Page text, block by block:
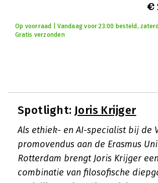
€
Op voorraad | Vandaag voor 23:00 besteld,
Gratis verzonden
Spotlight: Joris Krijger
Als ethiek- en AI-specialist bij de
promovendus aan de Erasmus
Rotterdam brengt Joris Krijger
combinatie van filosofische